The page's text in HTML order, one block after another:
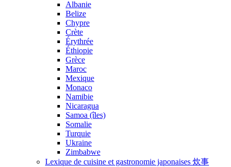
Albanie
Belize
Chypre
Crète
Érythrée
Éthiopie
Grèce
Maroc
Mexique
Monaco
Namibie
Nicaragua
Samoa (îles)
Somalie
Turquie
Ukraine
Zimbabwe
Lexique de cuisine et gastronomie japonaises 炊事